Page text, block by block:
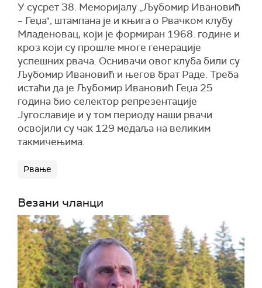
У сусрет 38. Меморијалу „Љубомир Ивановић
– Геџа", штампана је и књига о Рвачком клубу
Младеновац, који је формиран 1968. године и
кроз који су прошле многе генерације
успешних рвача. Оснивачи овог клуба били су
Љубомир Ивановић и његов брат Раде. Треба
истаћи да је Љубомир Ивановић Геџа 25
година био селектор репрезентације
Југославије и у том периоду наши рвачи
освојили су чак 129 медаља на великим
такмичењима.
Рвање
Везани чланци